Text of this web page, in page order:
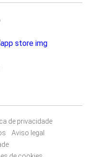
de privacidade
Aviso legal